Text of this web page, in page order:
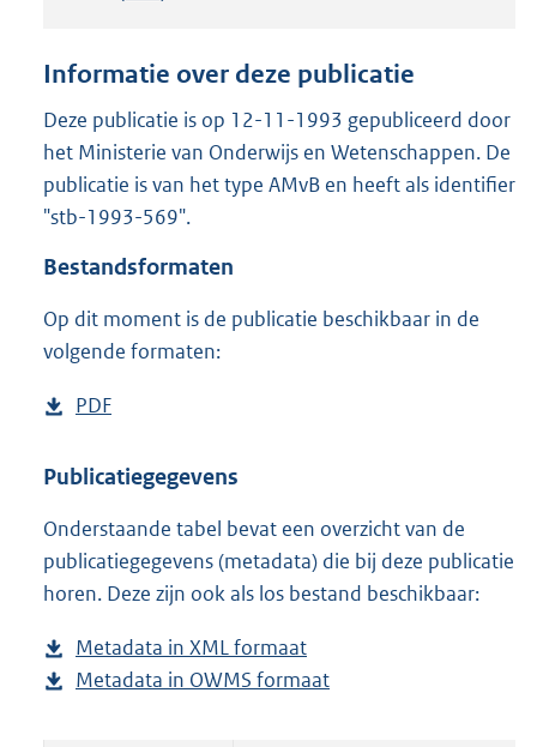
t
e
:
1
Informatie over deze publicatie
Deze publicatie is op 12-11-1993 gepubliceerd door
het Ministerie van Onderwijs en Wetenschappen. De
publicatie is van het type AMvB en heeft als identifier
"stb-1993-569".
Bestandsformaten
Op dit moment is de publicatie beschikbaar in de
volgende formaten:
D
w
l
o
a
p
u
PDF
s
a
n
d
g
r
Publicatiegegevens
Onderstaande tabel bevat een overzicht van de
publicatiegegevens (metadata) die bij deze publicatie
horen. Deze zijn ook als los bestand beschikbaar:
Metadata in XML formaat
e
Metadata in OWMS formaat